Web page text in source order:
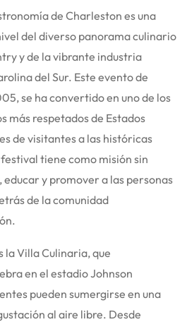
de Charleston es una
del diverso panorama culinario
y de la vibrante industria
del Sur. Este evento de
se ha convertido en uno de los
más respetados de Estados
de visitantes a las históricas
festival tiene como misión sin
y promover a las personas
de la comunidad
la Villa Culinaria, que
en el estadio Johnson
pueden sumergirse en una
al aire libre. Desde